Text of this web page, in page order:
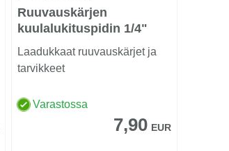
Ruuvauskärjen
kuulalukituspidin 1/4"
karalla
Laadukkaat ruuvauskärjet ja
tarvikkeet
Varastossa
7,90 EUR